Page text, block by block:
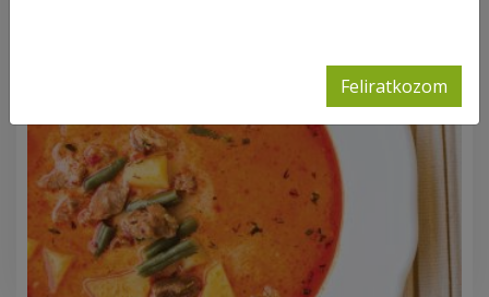
Feliratkozom